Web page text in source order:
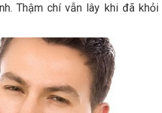
Thậm chí vẫn lây khi đã khỏi